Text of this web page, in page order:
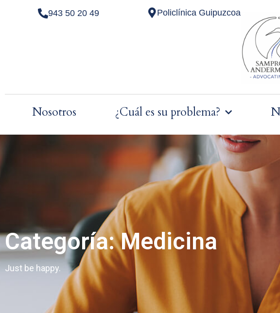
943 50 20 49 Policlínica Guipuzcoa
Nosotros ¿Cuál es su problema?
Categoría: Medicina
Just be happy.